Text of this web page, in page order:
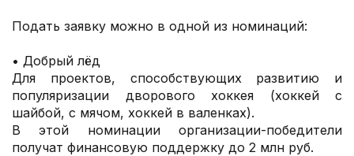
Подать заявку можно в одной из номинаций:
• Добрый лёд
Для проектов, способствующих развитию и
популяризации дворового хоккея (хоккей с
шайбой, с мячом, хоккей в валенках).
В этой номинации организации-победители
получат финансовую поддержку до 2 млн руб.